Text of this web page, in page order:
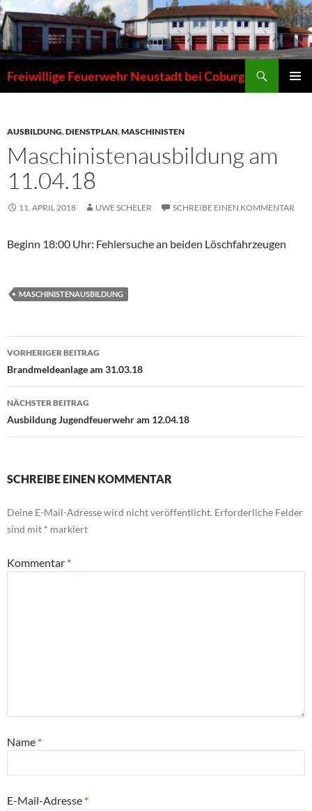
Zum
Inhalt
springen
Freiwillige Feuerwehr Neustadt bei Coburg
AUSBILDUNG,DIENSTPLAN,MASCHINISTEN
Maschinistenausbildung am
11.04.18
11. APRIL 2018 UWE SCHELER SCHREIBE EINEN KOMMENTAR
Beginn 18:00 Uhr: Fehlersuche an beiden Löschfahrzeugen
MASCHINISTENAUSBILDUNG
Beitragsnavigation
VORHERIGER BEITRAG
Brandmeldeanlage am 31.03.18
NÄCHSTER BEITRAG
Ausbildung Jugendfeuerwehr am 12.04.18
SCHREIBE EINEN KOMMENTAR
Deine E-Mail-Adresse wird nicht veröffentlicht. Erforderliche Felder
sind mit * markiert
Kommentar *
Name *
E-Mail-Adresse *